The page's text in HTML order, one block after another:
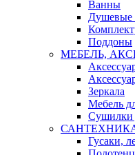
Ванны
Душевые
Поддоны
МЕБЕЛЬ,
Зеркала
Мебель
Сушилки
Гусаки,